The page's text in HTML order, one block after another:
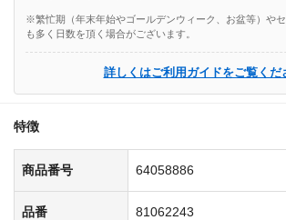
※繁忙期（年末年始やゴールデンウィーク、お盆等）や
も多く日数を頂く場合がございます。
詳しくはご利用ガイドをご覧くだ
特徴
商品番号 64058886
品番 81062243